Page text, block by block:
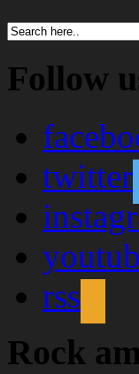
Follow
twitter
rss
Rock